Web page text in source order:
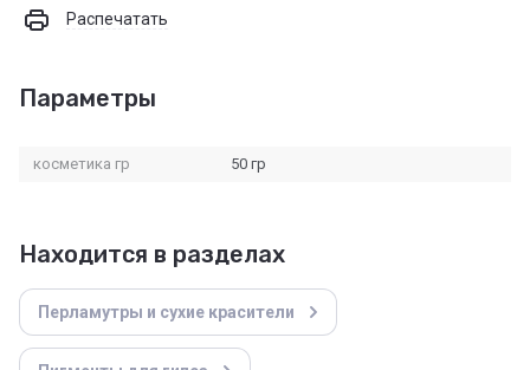
Распечатать
Параметры
косметика гр 50 гр
Находится в разделах
Перламутры и сухие красители